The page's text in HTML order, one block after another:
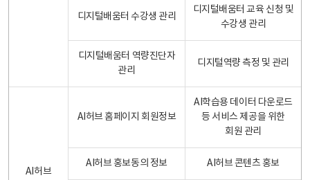
디지털배움터 수강생 관리
디지털배움터 교육 신청 및
수강생 관리
디지털배움터 역량진단자
관리
디지털역량 측정 및 관리
AI허브
AI허브 홈페이지 회원정보
AI학습용 데이터 다운로드
등 서비스 제공을 위한
회원 관리
AI허브 홍보동의 정보 AI허브 콘텐츠 홍보